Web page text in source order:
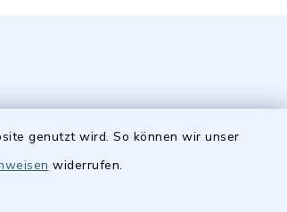
genutzt wird. So können wir unser
widerrufen.
Quicklinks